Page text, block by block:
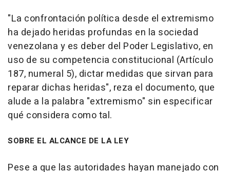
"La confrontación política desde el extremismo
ha dejado heridas profundas en la sociedad
venezolana y es deber del Poder Legislativo, en
uso de su competencia constitucional (Artículo
187, numeral 5), dictar medidas que sirvan para
reparar dichas heridas", reza el documento, que
alude a la palabra "extremismo" sin especificar
qué considera como tal.
SOBRE EL ALCANCE DE LA LEY
Pese a que las autoridades hayan manejado con